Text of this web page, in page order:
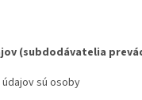
(subdodávatelia
sú osoby